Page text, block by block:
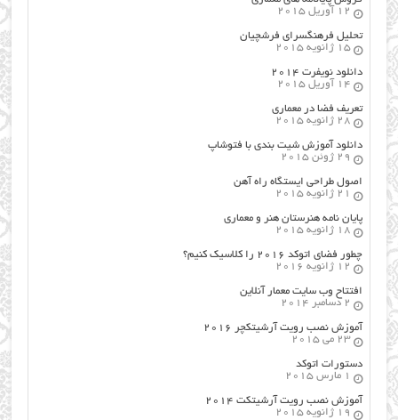
12 آوریل 2015
تحلیل فرهنگسرای فرشچیان
15 ژانویه 2015
دانلود نویفرت ۲۰۱۴
14 آوریل 2015
تعریف فضا در معماری
28 ژانویه 2015
دانلود آموزش شیت بندی با فتوشاپ
29 ژوئن 2015
اصول طراحي ایستگاه راه آهن
21 ژانویه 2015
پایان نامه هنرستان هنر و معماري
18 ژانویه 2015
چطور فضای اتوکد ۲۰۱۶ را کلاسیک کنیم؟
12 ژانویه 2016
افتتاح وب سایت معمار آنلاین
2 دسامبر 2014
آموزش نصب رویت آرشیتکچر ۲۰۱۶
23 می 2015
دستورات اتوکد
1 مارس 2015
آموزش نصب رویت آرشیتکت ۲۰۱۴
19 ژانویه 2015